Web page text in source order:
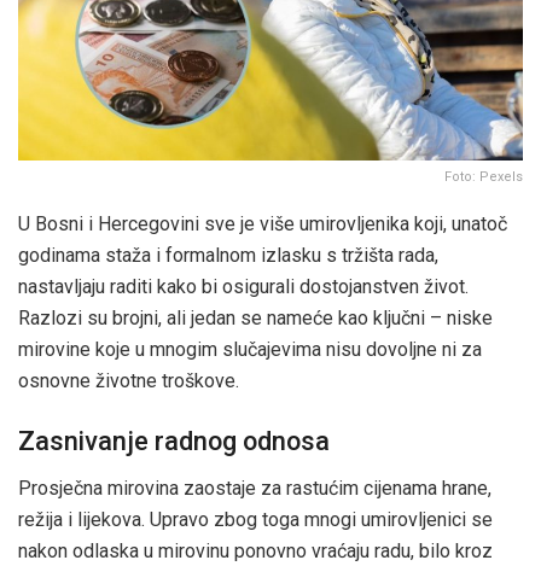
Foto: Pexels
U Bosni i Hercegovini sve je više umirovljenika koji, unatoč
godinama staža i formalnom izlasku s tržišta rada,
nastavljaju raditi kako bi osigurali dostojanstven život.
Razlozi su brojni, ali jedan se nameće kao ključni – niske
mirovine koje u mnogim slučajevima nisu dovoljne ni za
osnovne životne troškove.
Zasnivanje radnog odnosa
Prosječna mirovina zaostaje za rastućim cijenama hrane,
režija i lijekova. Upravo zbog toga mnogi umirovljenici se
nakon odlaska u mirovinu ponovno vraćaju radu, bilo kroz